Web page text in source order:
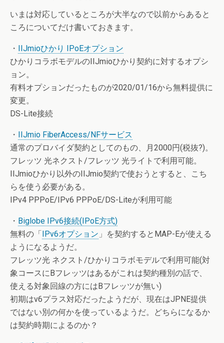
いまは対応しているところが大半なので以前からあると
ころについてだけ書いておきます。
・ IIJmioひかり IPoEオプション
ひかりコラボモデルのIIJmioひかり契約に対するオプシ
ョン。
有料オプションだったものが2020/01/16から無料提供に
変更。
DS-Lite接続
・ IIJmio FiberAccess/NFサービス
通常のプロバイダ契約としてのもの、月2000円(税抜?)。
フレッツ 光ネクスト/フレッツ 光ライトで利用可能。
IIJmioひかり以外のIIJmio契約で使おうとすると、こち
らを使う必要がある。
IPv4 PPPoE/IPv6 PPPoE/DS-Liteが利用可能
・ Biglobe IPv6接続(IPoE方式)
無料の「IPv6オプション 」を契約するとMAP-Eが使える
ようになるようだ。
フレッツ光 ネクスト/ひかりコラボモデルで利用可能(対
象コースにBフレッツはあるがこれは契約種別の話で、
使える対象回線の方にはBフレッツが無い)
初期はv6プラス対応だったようだが、現在はJPNE提供
ではない別の何かを使っているようだ。どちらになるか
は契約時期によるのか？